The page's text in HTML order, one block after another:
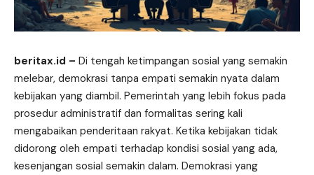
beritax.id – Di tengah ketimpangan sosial yang semakin
melebar, demokrasi tanpa empati semakin nyata dalam
kebijakan yang diambil. Pemerintah yang lebih fokus pada
prosedur administratif dan formalitas sering kali
mengabaikan penderitaan rakyat. Ketika kebijakan tidak
didorong oleh empati terhadap kondisi sosial yang ada,
kesenjangan sosial semakin dalam. Demokrasi yang